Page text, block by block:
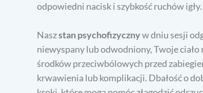
odpowiedni nacisk i szybkość ruchów igły.
Naszstan psychofizycznyw dniu sesji
niewyspany lub odwodniony, Twoje
środków przeciwbólowych przed
krwawienia lub komplikacji. Dbałość o